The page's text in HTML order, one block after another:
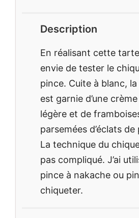
Description
En réalisant cette
envie de tester le
pince. Cuite à blanc,
est garnie d’une
légère et de
parsemées d’éclats
La technique du
pas compliqué. J’ai
pince à nakache ou
chiqueter.